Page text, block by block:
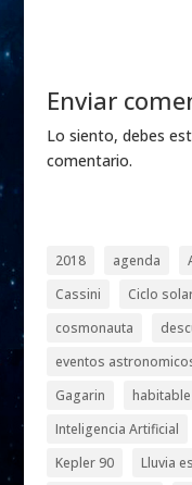
Enviar
Lo siento, debes
comentario.
2018 agenda
Cassini
Ciclo
cosmonauta
eventos
Gagarin
habitable
Inteligencia Artificial
Kepler 90
Lluvia